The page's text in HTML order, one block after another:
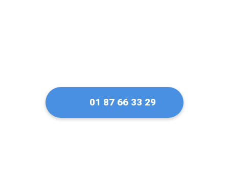
01 87 66 33 29